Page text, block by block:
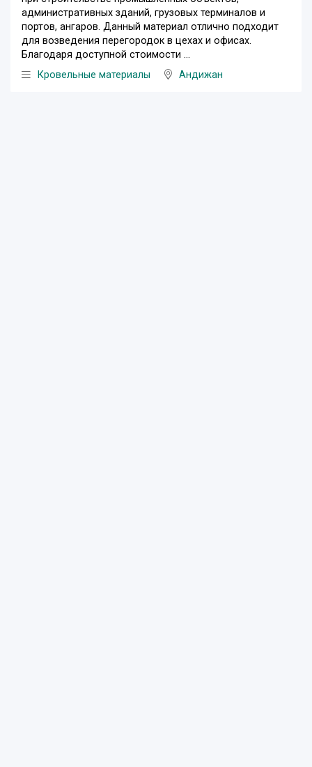
административных зданий, грузовых терминалов и
портов, ангаров. Данный материал отлично подходит
для возведения перегородок в цехах и офисах.
Благодаря доступной стоимости ...
Кровельные материалы
Андижан